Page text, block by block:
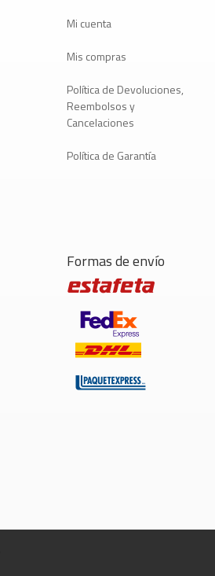
Mi cuenta
Mis compras
Política de Devoluciones,
Reembolsos y
Cancelaciones
Política de Garantía
Formas de envío